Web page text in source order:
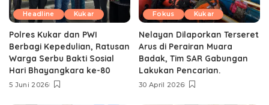
Headline Kukar
Polres Kukar dan PWI
Berbagi Kepedulian, Ratusan
Warga Serbu Bakti Sosial
Hari Bhayangkara ke-80
5 Juni 2026
Fokus Kukar
Nelayan Dilaporkan Terseret
Arus di Perairan Muara
Badak, Tim SAR Gabungan
Lakukan Pencarian.
30 April 2026